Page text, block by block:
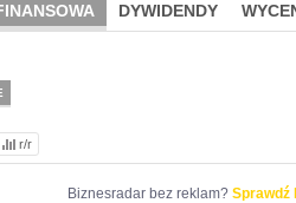
DYWIDENDY
r/r
Biznesradar bez reklam? Sprawdź